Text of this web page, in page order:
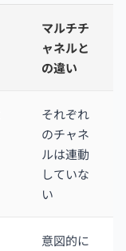
マルチチ
ャネルと
の違い
それぞれ
のチャネ
ルは連動
していな
い
意図的に